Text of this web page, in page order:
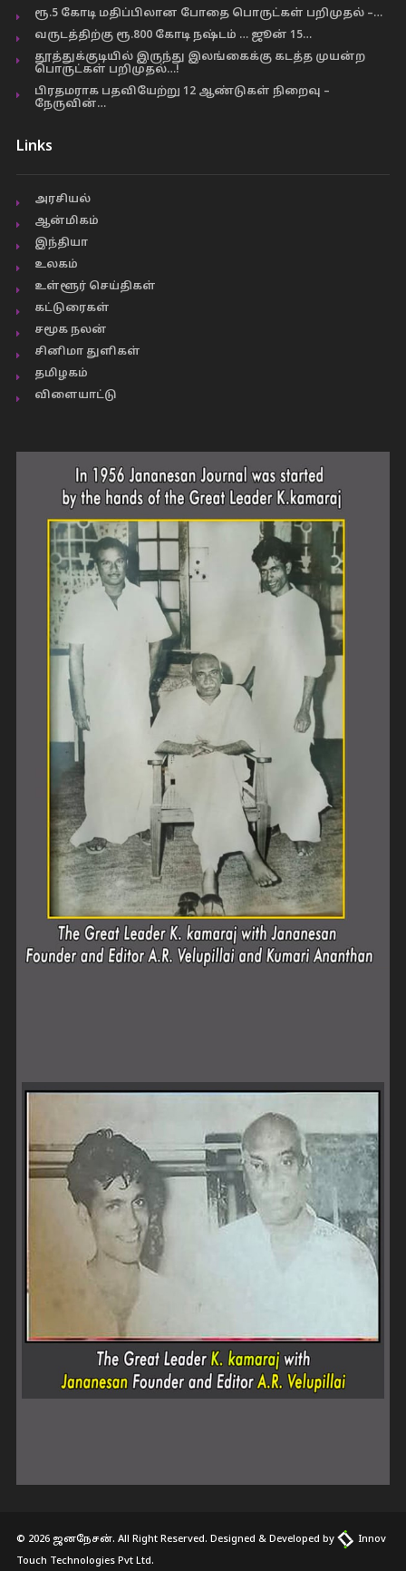
ரூ.5 கோடி மதிப்பிலான போதை பொருட்கள் பறிமுதல் –…
வருடத்திற்கு ரூ.800 கோடி நஷ்டம் … ஜூன் 15…
தூத்துக்குடியில் இருந்து இலங்கைக்கு கடத்த முயன்ற
பொருட்கள் பறிமுதல்…!
பிரதமராக பதவியேற்று 12 ஆண்டுகள் நிறைவு –
நேருவின்…
Links
அரசியல்
ஆன்மிகம்
இந்தியா
உலகம்
உள்ளூர் செய்திகள்
கட்டுரைகள்
சமூக நலன்
சினிமா துளிகள்
தமிழகம்
விளையாட்டு
© 2026 ஜனநேசன். All Right Reserved. Designed & Developed by
Innov
Touch Technologies Pvt Ltd.